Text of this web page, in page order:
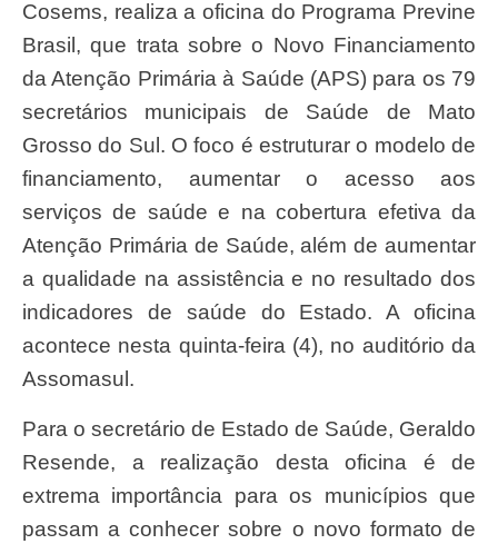
Cosems, realiza a oficina do Programa Previne
Brasil, que trata sobre o Novo Financiamento
da Atenção Primária à Saúde (APS) para os 79
secretários municipais de Saúde de Mato
Grosso do Sul. O foco é estruturar o modelo de
financiamento, aumentar o acesso aos
serviços de saúde e na cobertura efetiva da
Atenção Primária de Saúde, além de aumentar
a qualidade na assistência e no resultado dos
indicadores de saúde do Estado. A oficina
acontece nesta quinta-feira (4), no auditório da
Assomasul.
Para o secretário de Estado de Saúde, Geraldo
Resende, a realização desta oficina é de
extrema importância para os municípios que
passam a conhecer sobre o novo formato de